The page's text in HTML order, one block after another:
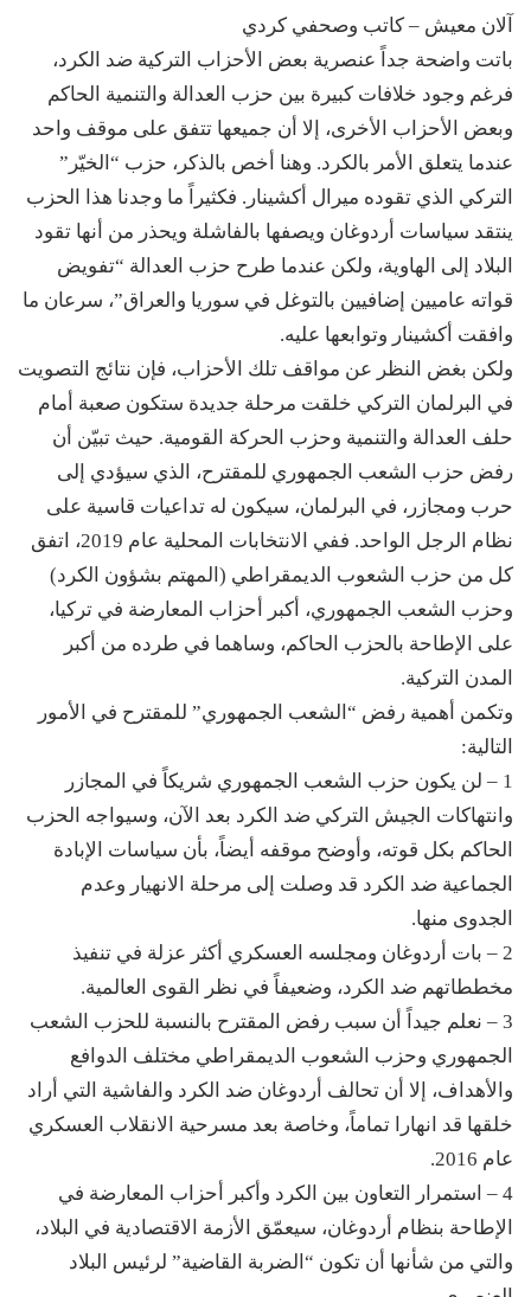
آلان معيش – كاتب وصحفي كردي
باتت واضحة جداً عنصرية بعض الأحزاب التركية ضد الكرد،
فرغم وجود خلافات كبيرة بين حزب العدالة والتنمية الحاكم
وبعض الأحزاب الأخرى، إلا أن جميعها تتفق على موقف واحد
عندما يتعلق الأمر بالكرد. وهنا أخص بالذكر، حزب “الخيّر”
التركي الذي تقوده ميرال أكشينار. فكثيراً ما وجدنا هذا الحزب
ينتقد سياسات أردوغان ويصفها بالفاشلة ويحذر من أنها تقود
البلاد إلى الهاوية، ولكن عندما طرح حزب العدالة “تفويض
قواته عاميين إضافيين بالتوغل في سوريا والعراق”، سرعان ما
وافقت أكشينار وتوابعها عليه.
ولكن بغض النظر عن مواقف تلك الأحزاب، فإن نتائج التصويت
في البرلمان التركي خلقت مرحلة جديدة ستكون صعبة أمام
حلف العدالة والتنمية وحزب الحركة القومية. حيث تبيّن أن
رفض حزب الشعب الجمهوري للمقترح، الذي سيؤدي إلى
حرب ومجازر، في البرلمان، سيكون له تداعيات قاسية على
نظام الرجل الواحد. ففي الانتخابات المحلية عام 2019، اتفق
كل من حزب الشعوب الديمقراطي (المهتم بشؤون الكرد)
وحزب الشعب الجمهوري، أكبر أحزاب المعارضة في تركيا،
على الإطاحة بالحزب الحاكم، وساهما في طرده من أكبر
المدن التركية.
وتكمن أهمية رفض “الشعب الجمهوري” للمقترح في الأمور
التالية:
1 – لن يكون حزب الشعب الجمهوري شريكاً في المجازر
وانتهاكات الجيش التركي ضد الكرد بعد الآن، وسيواجه الحزب
الحاكم بكل قوته، وأوضح موقفه أيضاً، بأن سياسات الإبادة
الجماعية ضد الكرد قد وصلت إلى مرحلة الانهيار وعدم
الجدوى منها.
2 – بات أردوغان ومجلسه العسكري أكثر عزلة في تنفيذ
مخططاتهم ضد الكرد، وضعيفاً في نظر القوى العالمية.
3 – نعلم جيداً أن سبب رفض المقترح بالنسبة للحزب الشعب
الجمهوري وحزب الشعوب الديمقراطي مختلف الدوافع
والأهداف، إلا أن تحالف أردوغان ضد الكرد والفاشية التي أراد
خلقها قد انهارا تماماً، وخاصة بعد مسرحية الانقلاب العسكري
عام 2016.
4 – استمرار التعاون بين الكرد وأكبر أحزاب المعارضة في
الإطاحة بنظام أردوغان، سيعمّق الأزمة الاقتصادية في البلاد،
والتي من شأنها أن تكون “الضربة القاضية” لرئيس البلاد